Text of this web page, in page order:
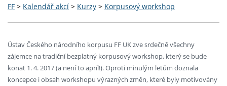
FF > Kalendář akcí > Kurzy > Korpusový workshop
Ústav Českého národního korpusu FF UK zve srdečně všechny
zájemce na tradiční bezplatný korpusový workshop, který se bude
konat 1. 4. 2017 (a není to apríl!). Oproti minulým letům doznala
koncepce i obsah workshopu výrazných změn, které byly motivovány